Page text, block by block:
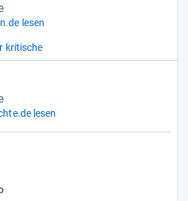
lesen
kritische
lesen